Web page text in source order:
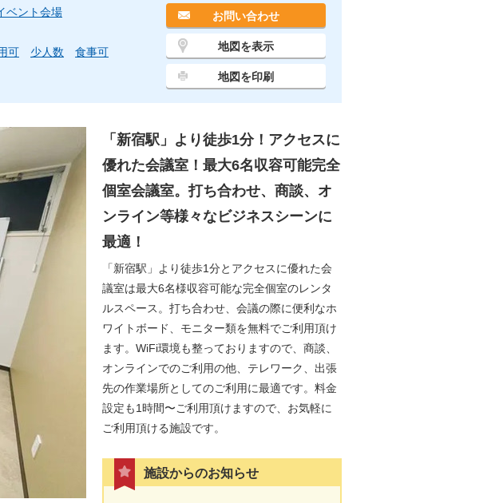
ベント会場
可 少人数
食事可
お問い合わせ
地図を表示
地図を印刷
「新宿駅」より徒歩1分！アクセスに
優れた会議室！最大6名収容可能完全
個室会議室。打ち合わせ、商談、オ
ンライン等様々なビジネスシーンに
最適！
「新宿駅」より徒歩1分とアクセスに優れた会
議室は最大6名様収容可能な完全個室のレンタ
ルスペース。打ち合わせ、会議の際に便利なホ
ワイトボード、モニター類を無料でご利用頂け
ます。WiFi環境も整っておりますので、商談、
オンラインでのご利用の他、テレワーク、出張
先の作業場所としてのご利用に最適です。料金
設定も1時間〜ご利用頂けますので、お気軽に
ご利用頂ける施設です。
施設からのお知らせ